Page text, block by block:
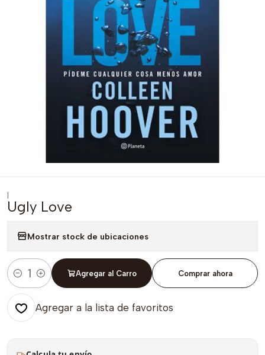
|
Ugly Love
Mostrar stock de ubicaciones
Cantidad
Agregar al Carro Comprar ahora
Agregar a la lista de favoritos